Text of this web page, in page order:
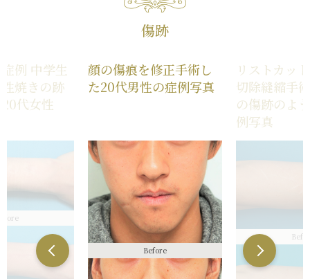
傷跡
例 中学生
焼きの跡
代女性
顔の傷痕を修正手術し
た20代男性の症例写真
Before
リストカッ
切除縫縮手
の傷跡のよ
例写真